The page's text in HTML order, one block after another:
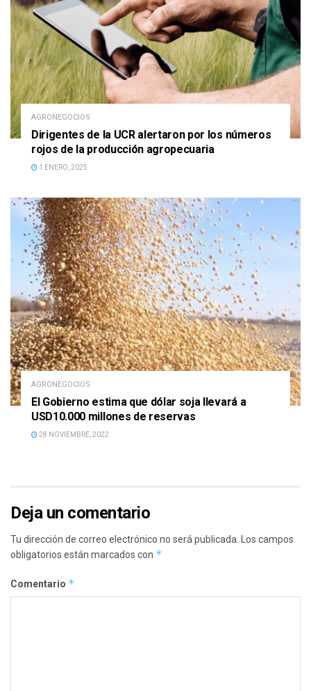
AGRONEGOCIOS
Dirigentes de la UCR alertaron por los números
rojos de la producción agropecuaria
1 ENERO, 2025
AGRONEGOCIOS
El Gobierno estima que dólar soja llevará a
USD10.000 millones de reservas
28 NOVIEMBRE, 2022
Deja un comentario
Tu dirección de correo electrónico no será publicada.
Los campos
obligatorios están marcados con *
Comentario *